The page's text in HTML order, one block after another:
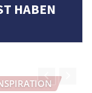
HABEN